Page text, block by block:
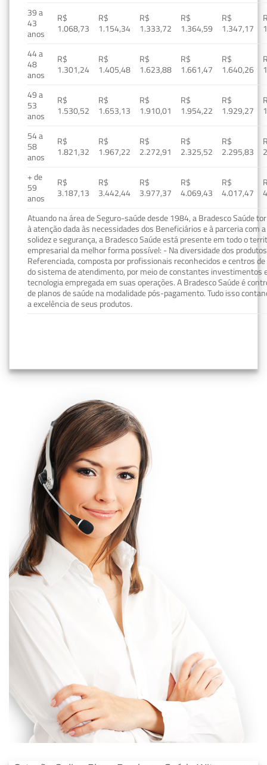
39 a
43
anos
R$
1.068,73
R$
1.154,34
R$
1.333,72
R$
1.364,59
R$
1.347,17
44 a
48
anos
R$
1.301,24
R$
1.405,48
R$
1.623,88
R$
1.661,47
R$
1.640,26
49 a
53
anos
R$
1.530,52
R$
1.653,13
R$
1.910,01
R$
1.954,22
R$
1.929,27
54 a
58
anos
R$
1.821,32
R$
1.967,22
R$
2.272,91
R$
2.325,52
R$
2.295,83
+ de
59
anos
R$
3.187,13
R$
3.442,44
R$
3.977,37
R$
4.069,43
R$
4.017,47
Atuando na área de Seguro-saúde desde 1984, a Bradesco Saúde
à atenção dada às necessidades dos Beneficiários e à parceria com
solidez e segurança, a Bradesco Saúde está presente em todo o
empresarial da melhor forma possível: - Na diversidade dos
Referenciada, composta por profissionais reconhecidos e centros
do sistema de atendimento, por meio de constantes investimentos
tecnologia empregada em suas operações. A Bradesco Saúde é
de planos de saúde na modalidade pós-pagamento. Tudo isso
a excelência de seus produtos.